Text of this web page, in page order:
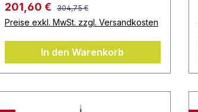
201,60 € 304,75 €
Preise exkl. MwSt. zzgl. Versandkosten
In den Warenkorb